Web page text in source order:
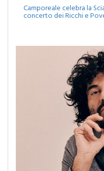
concerto dei Ricchi e Poveri